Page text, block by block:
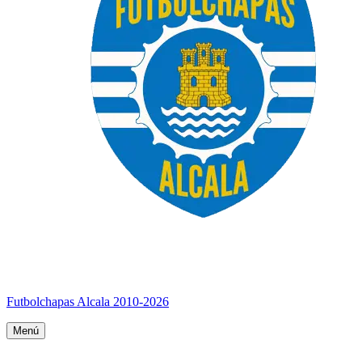
Futbolchapas Alcala 2010-2026
Menú